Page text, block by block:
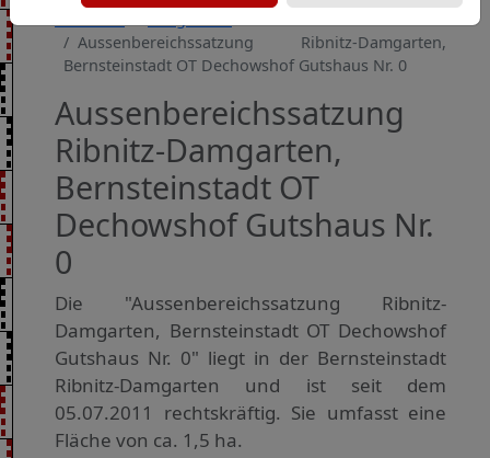
Aussenbereichssatzung Ribnitz-Damgarten,
Bernsteinstadt OT Dechowshof Gutshaus Nr. 0
Aussenbereichssatzung
Ribnitz-Damgarten,
Bernsteinstadt OT
Dechowshof Gutshaus Nr.
0
Die "Aussenbereichssatzung Ribnitz-
Damgarten, Bernsteinstadt OT Dechowshof
Gutshaus Nr. 0" liegt in der Bernsteinstadt
Ribnitz-Damgarten und ist seit dem
05.07.2011 rechtskräftig. Sie umfasst eine
Fläche von ca. 1,5 ha.